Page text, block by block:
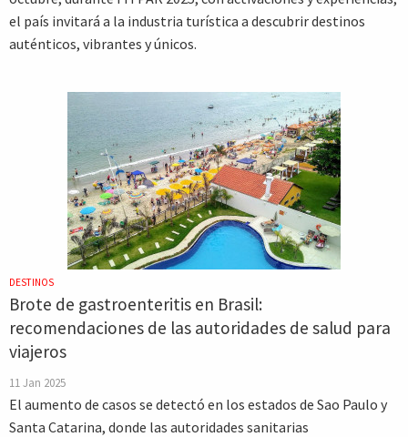
el país invitará a la industria turística a descubrir destinos
auténticos, vibrantes y únicos.
DESTINOS
Brote de gastroenteritis en Brasil:
recomendaciones de las autoridades de salud para
viajeros
11 Jan 2025
El aumento de casos se detectó en los estados de Sao Paulo y
Santa Catarina, donde las autoridades sanitarias